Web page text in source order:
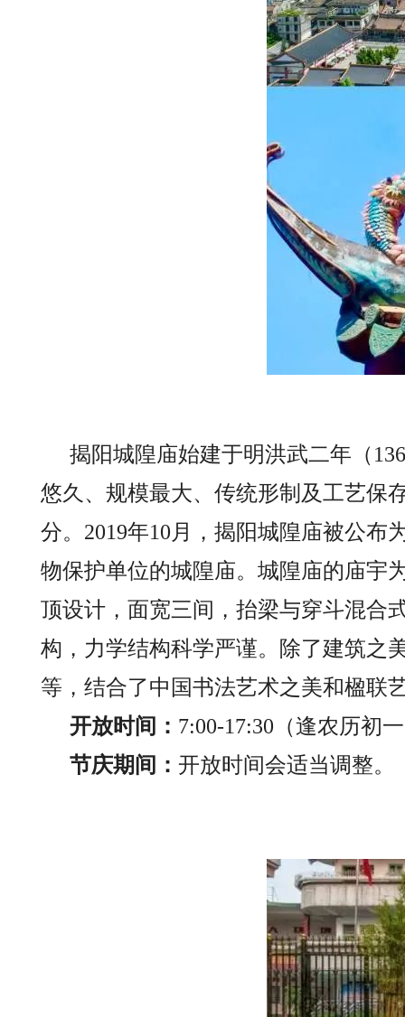
揭阳城隍庙始建于明洪武二年（
悠久、规模最大、传统形制及工艺保
分。2019年10月，揭阳城隍庙被公
物保护单位的城隍庙。城隍庙的庙宇
顶设计，面宽三间，抬梁与穿斗混合
构，力学结构科学严谨。除了建筑之
等，结合了中国书法艺术之美和楹联
开放时间： 7:00-17:30（逢农历初
节庆期间： 开放时间会适当调整。